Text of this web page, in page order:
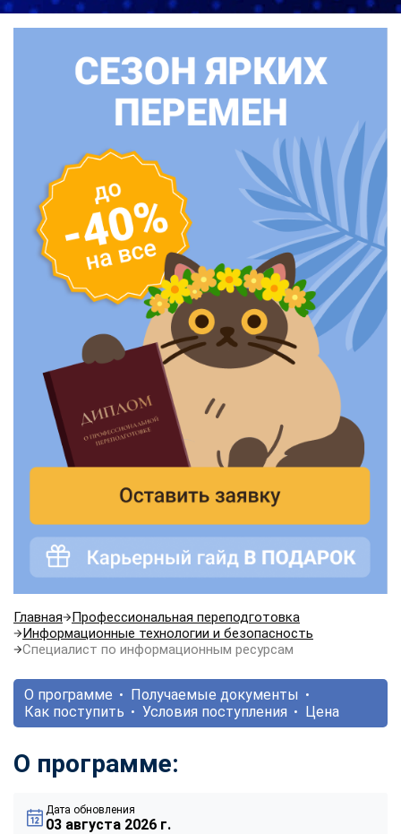
Главная
Профессиональная переподготовка
Информационные технологии и безопасность
Специалист по информационным ресурсам
О программе
Получаемые документы
Как поступить
Условия поступления Цена
О программе:
Дата обновления
03 августа 2026 г.